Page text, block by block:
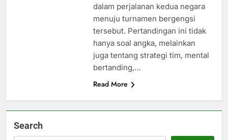
dalam perjalanan kedua negara
menuju turnamen bergengsi
tersebut. Pertandingan ini tidak
hanya soal angka, melainkan
juga tentang strategi tim, mental
bertanding,…
Read More
Search